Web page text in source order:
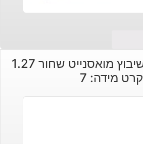
טבעת כסף בשיבוץ מואסנייט שחור 1.27
קרט מידה: 7